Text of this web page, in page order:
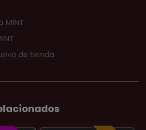
MINT
de tienda